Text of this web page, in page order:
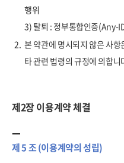
행위
3) 탈퇴 : 정부통합인증(Any-
2. 본 약관에 명시되지 않은 사
타 관련 법령의 규정에 의합니
제2장 이용계약 체결
제 5 조 (이용계약의 성립)